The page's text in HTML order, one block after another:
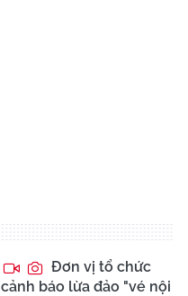
Đơn vị tổ chức
cảnh báo lừa đảo "vé nội